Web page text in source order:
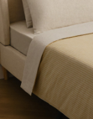
ТЕКСТИЛЬ
ДЕКОР ДЛЯ
МЕБЕЛЬ
КОЛЛЕКЦИИ
КОЛЛЕКЦИЯ